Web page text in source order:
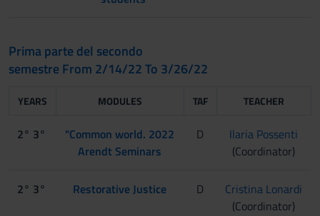
Prima parte del secondo
semestre From 2/14/22 To 3/26/22
YEARS MODULES TAF TEACHER
2° 3°
"Common world. 2022
Arendt Seminars
D
Ilaria Possenti
(Coordinator)
2° 3° Restorative Justice D
Cristina Lonardi
(Coordinator)